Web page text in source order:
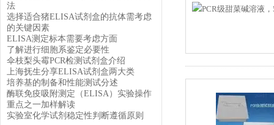
法
选择适合猪ELISA试剂盒的抗体需考虑
的关键因素
ELISA测定标本需要考虑方面
了解进行细胞系鉴定必要性
伞枝梨头霉PCR检测试剂盒介绍
上海抚生分享ELISA试剂盒两大类
培养基的制备和性能测试分述
酶联免疫吸附测定（ELISA）实验操作
重点之一加样解读
实验室化学试剂稳定性判断遵循原则